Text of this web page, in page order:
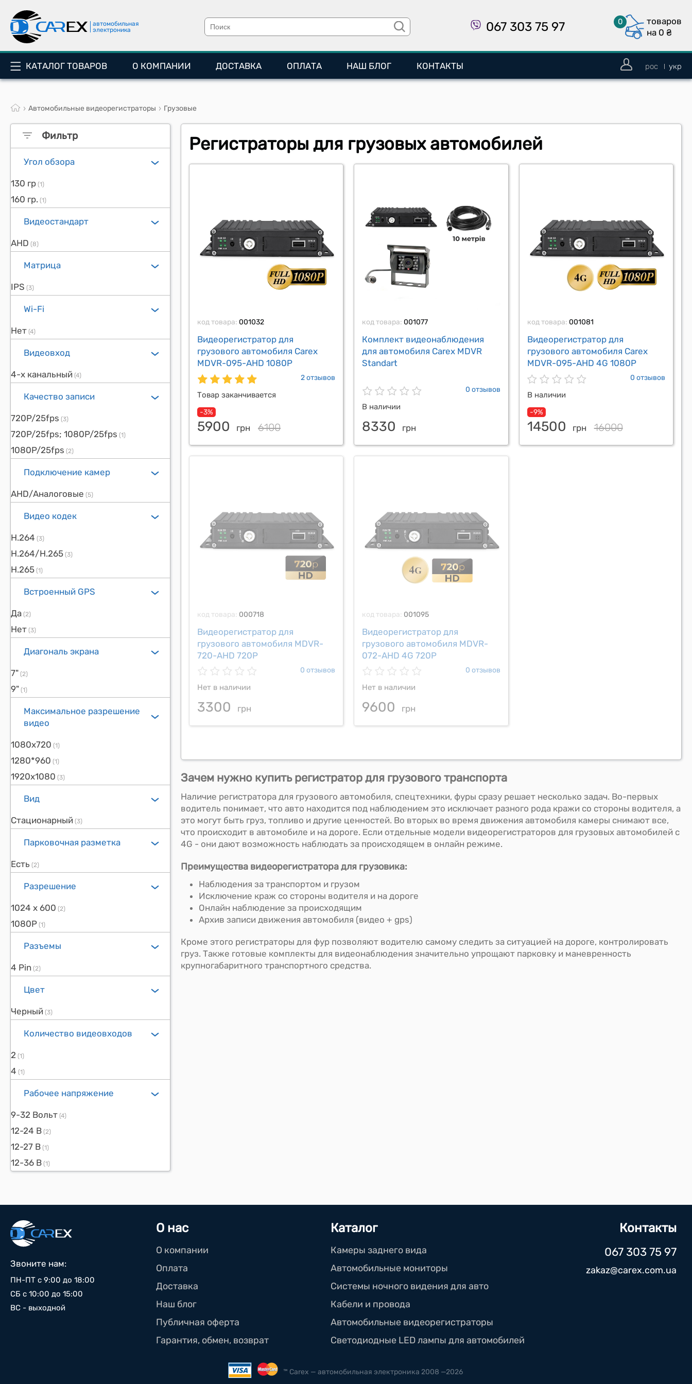
автомобильная
электроника
067 303 75 97 0
товаров
на 0 ₴
КАТАЛОГ ТОВАРОВ О КОМПАНИИ ДОСТАВКА ОПЛАТА НАШ БЛОГ КОНТАКТЫ рос укр
Автомобильные видеорегистраторы Грузовые
Фильтр
Угол обзора
130 гр (1)
160 гр. (1)
Видеостандарт
AHD (8)
Матрица
IPS (3)
Wi-Fi
Нет (4)
Видеовход
4-х канальный (4)
Качество записи
720P/25fps (3)
720P/25fps; 1080P/25fps (1)
1080P/25fps (2)
Подключение камер
AHD/Аналоговые (5)
Видео кодек
H.264 (3)
H.264/H.265 (3)
H.265 (1)
Встроенный GPS
Да (2)
Нет (3)
Диагональ экрана
7" (2)
9" (1)
Максимальное разрешение
видео
1080х720 (1)
1280*960 (1)
1920х1080 (3)
Вид
Стационарный (3)
Парковочная разметка
Есть (2)
Разрешение
1024 x 600 (2)
1080P (1)
Разъемы
4 Pin (2)
Цвет
Черный (3)
Количество видеовходов
2 (1)
4 (1)
Рабочее напряжение
9-32 Вольт (4)
12-24 В (2)
12-27 В (1)
12-36 В (1)
Регистраторы для грузовых автомобилей
код товара: 001032
Видеорегистратор для
грузового автомобиля Carex
MDVR-095-AHD 1080P
2 отзывов
Товар заканчивается
-3%
5900 грн 6100
код товара:001077
Комплект видеонаблюдения
для автомобиля Carex MDVR
Standart
0 отзывов
В наличии
8330 грн
код товара: 001081
Видеорегистратор для
грузового автомобиля Carex
MDVR-095-AHD 4G 1080P
0 отзывов
В наличии
-9%
14500 грн 16000
код товара: 000718
Видеорегистратор для
грузового автомобиля MDVR-
720-AHD 720P
0 отзывов
Нет в наличии
3300 грн
код товара: 001095
Видеорегистратор для
грузового автомобиля MDVR-
072-AHD 4G 720P
0 отзывов
Нет в наличии
9600 грн
Зачем нужно купить регистратор для грузового транспорта
Наличие регистратора для грузового автомобиля, спецтехники, фуры сразу решает несколько задач. Во-первых
водитель понимает, что авто находится под наблюдением это исключает разного рода кражи со стороны водителя, а
это могут быть груз, топливо и другие ценностей. Во вторых во время движения автомобиля камеры снимают все,
что происходит в автомобиле и на дороге. Если отдельные модели видеорегистраторов для грузовых автомобилей с
4G - они дают возможность наблюдать за происходящем в онлайн режиме.
Преимущества видеорегистратора для грузовика:
Наблюдения за транспортом и грузом
Исключение краж со стороны водителя и на дороге
Онлайн наблюдение за происходящим
Архив записи движения автомобиля (видео + gps)
Кроме этого регистраторы для фур позволяют водителю самому следить за ситуацией на дороге, контролировать
груз. Также готовые комплекты для видеонаблюдения значительно упрощают парковку и маневренность
крупногабаритного транспортного средства.
Звоните нам:
ПН-ПТ с 9:00 до 18:00
СБ с 10:00 до 15:00
ВС - выходной
О нас
О компании
Оплата
Доставка
Наш блог
Публичная оферта
Гарантия, обмен, возврат
Каталог
Камеры заднего вида
Автомобильные мониторы
Системы ночного видения для авто
Кабели и провода
Автомобильные видеорегистраторы
Светодиодные LED лампы для автомобилей
Контакты
067 303 75 97
zakaz@carex.com.ua
™ Carex — автомобильная электроника 2008 —2026